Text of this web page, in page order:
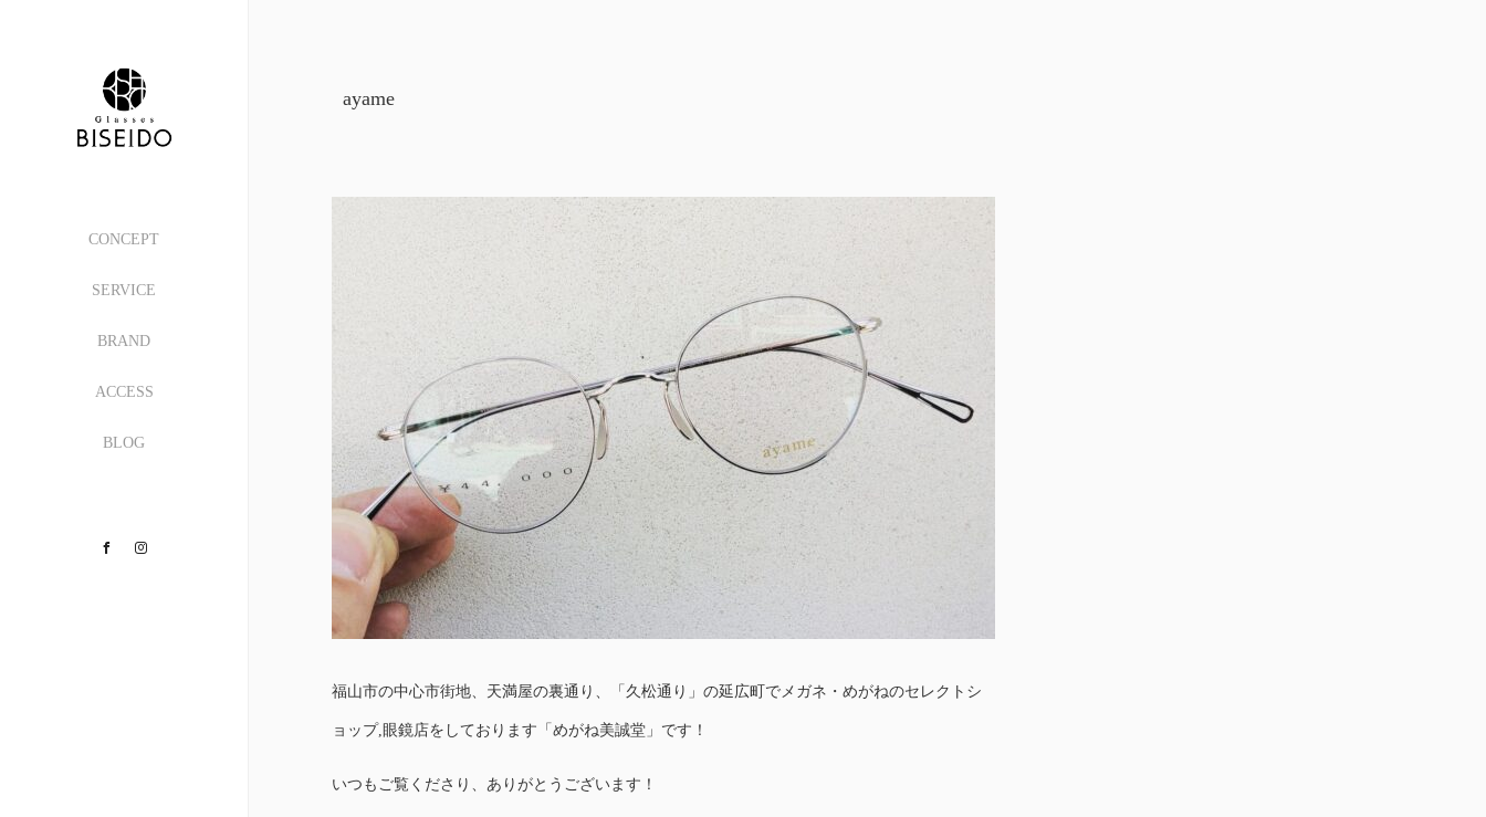
CONCEPT
SERVICE
BRAND
ACCESS
BLOG
Facebook
ayame
福山市の中心市街地、天満屋の裏通り、「久松通り」の延広町でメガネ・めがねのセレクトシ
ョップ,眼鏡店をしております「めがね美誠堂」です！
いつもご覧くださり、ありがとうございます！